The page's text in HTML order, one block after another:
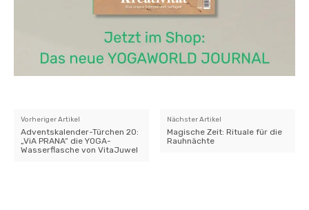
Vorheriger Artikel
Adventskalender-Türchen 20:
„ViA PRANA“ die YOGA-
Wasserflasche von VitaJuwel
Nächster Artikel
Magische Zeit: Rituale für die
Rauhnächte